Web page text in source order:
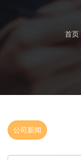
首页
公司新闻